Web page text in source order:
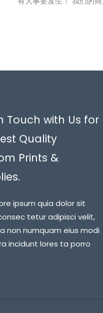
Touch with Us for
Quality
Prints &
ipsum quia dolor sit
tetur adipisci velit,
non numquam eius modi
incidunt lores ta porro